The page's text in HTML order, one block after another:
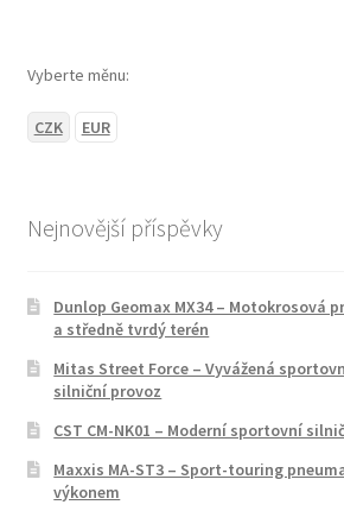
Vyberte měnu:
CZK EUR
Nejnovější příspěvky
Dunlop Geomax MX34 – Motokrosová
a středně tvrdý terén
Mitas Street Force – Vyvážená
silniční provoz
CST CM-NK01 – Moderní sportovní
Maxxis MA-ST3 – Sport-touring
výkonem